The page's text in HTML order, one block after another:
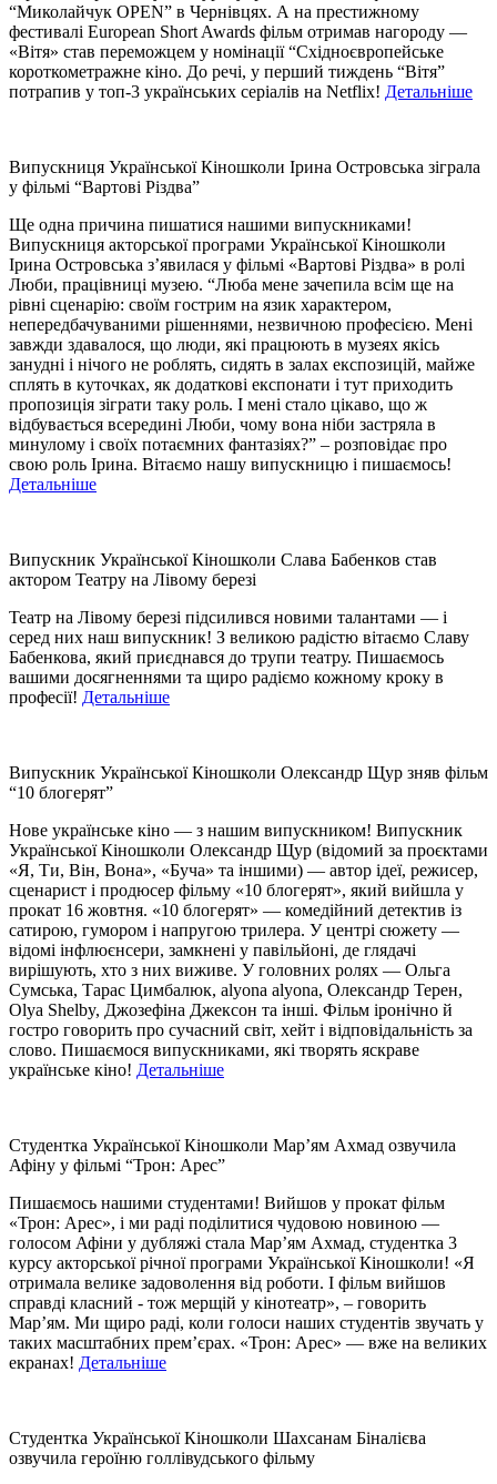
“Миколайчук OPEN” в Чернівцях. А на престижному
фестивалі European Short Awards фільм отримав нагороду —
«Вітя» став переможцем у номінації “Східноєвропейське
короткометражне кіно. До речі, у перший тиждень “Вітя”
потрапив у топ-3 українських серіалів на Netflix! Детальніше
Випускниця Української Кіношколи Ірина Островська зіграла
у фільмі “Вартові Різдва”
Ще одна причина пишатися нашими випускниками!
Випускниця акторської програми Української Кіношколи
Ірина Островська з’явилася у фільмі «Вартові Різдва» в ролі
Люби, працівниці музею. “Люба мене зачепила всім ще на
рівні сценарію: своїм гострим на язик характером,
непередбачуваними рішеннями, незвичною професією. Мені
завжди здавалося, що люди, які працюють в музеях якісь
занудні і нічого не роблять, сидять в залах експозицій, майже
сплять в куточках, як додаткові експонати і тут приходить
пропозиція зіграти таку роль. І мені стало цікаво, що ж
відбувається всередині Люби, чому вона ніби застряла в
минулому і своїх потаємних фантазіях?” – розповідає про
свою роль Ірина. Вітаємо нашу випускницю і пишаємось!
Детальніше
Випускник Української Кіношколи Слава Бабенков став
актором Театру на Лівому березі
Театр на Лівому березі підсилився новими талантами — і
серед них наш випускник! З великою радістю вітаємо Славу
Бабенкова, який приєднався до трупи театру. Пишаємось
вашими досягненнями та щиро радіємо кожному кроку в
професії! Детальніше
Випускник Української Кіношколи Олександр Щур зняв фільм
“10 блогерят”
Нове українське кіно — з нашим випускником! Випускник
Української Кіношколи Олександр Щур (відомий за проєктами
«Я, Ти, Він, Вона», «Буча» та іншими) — автор ідеї, режисер,
сценарист і продюсер фільму «10 блогерят», який вийшла у
прокат 16 жовтня. «10 блогерят» — комедійний детектив із
сатирою, гумором і напругою трилера. У центрі сюжету —
відомі інфлюєнсери, замкнені у павільйоні, де глядачі
вирішують, хто з них виживе. У головних ролях — Ольга
Сумська, Тарас Цимбалюк, alyona alyona, Олександр Терен,
Olya Shelby, Джозефіна Джексон та інші. Фільм іронічно й
гостро говорить про сучасний світ, хейт і відповідальність за
слово. Пишаємося випускниками, які творять яскраве
українське кіно! Детальніше
Студентка Української Кіношколи Мар’ям Ахмад озвучила
Афіну у фільмі “Трон: Арес”
Пишаємось нашими студентами! Вийшов у прокат фільм
«Трон: Арес», і ми раді поділитися чудовою новиною —
голосом Афіни у дубляжі стала Марʼям Ахмад, студентка 3
курсу акторської річної програми Української Кіношколи! «Я
отримала велике задоволення від роботи. І фільм вийшов
справді класний - тож мерщій у кінотеатр», – говорить
Мар’ям. Ми щиро раді, коли голоси наших студентів звучать у
таких масштабних прем’єрах. «Трон: Арес» — вже на великих
екранах! Детальніше
Студентка Української Кіношколи Шахсанам Біналієва
озвучила героїню голлівудського фільму